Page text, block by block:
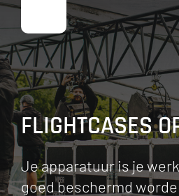
Ga
naar
inhoud
FLIGHTCASES
Je apparatuur is je
goed beschermd